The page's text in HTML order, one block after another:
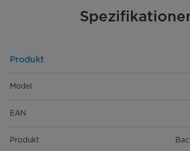
Produkt
Model
EAN
Produkt